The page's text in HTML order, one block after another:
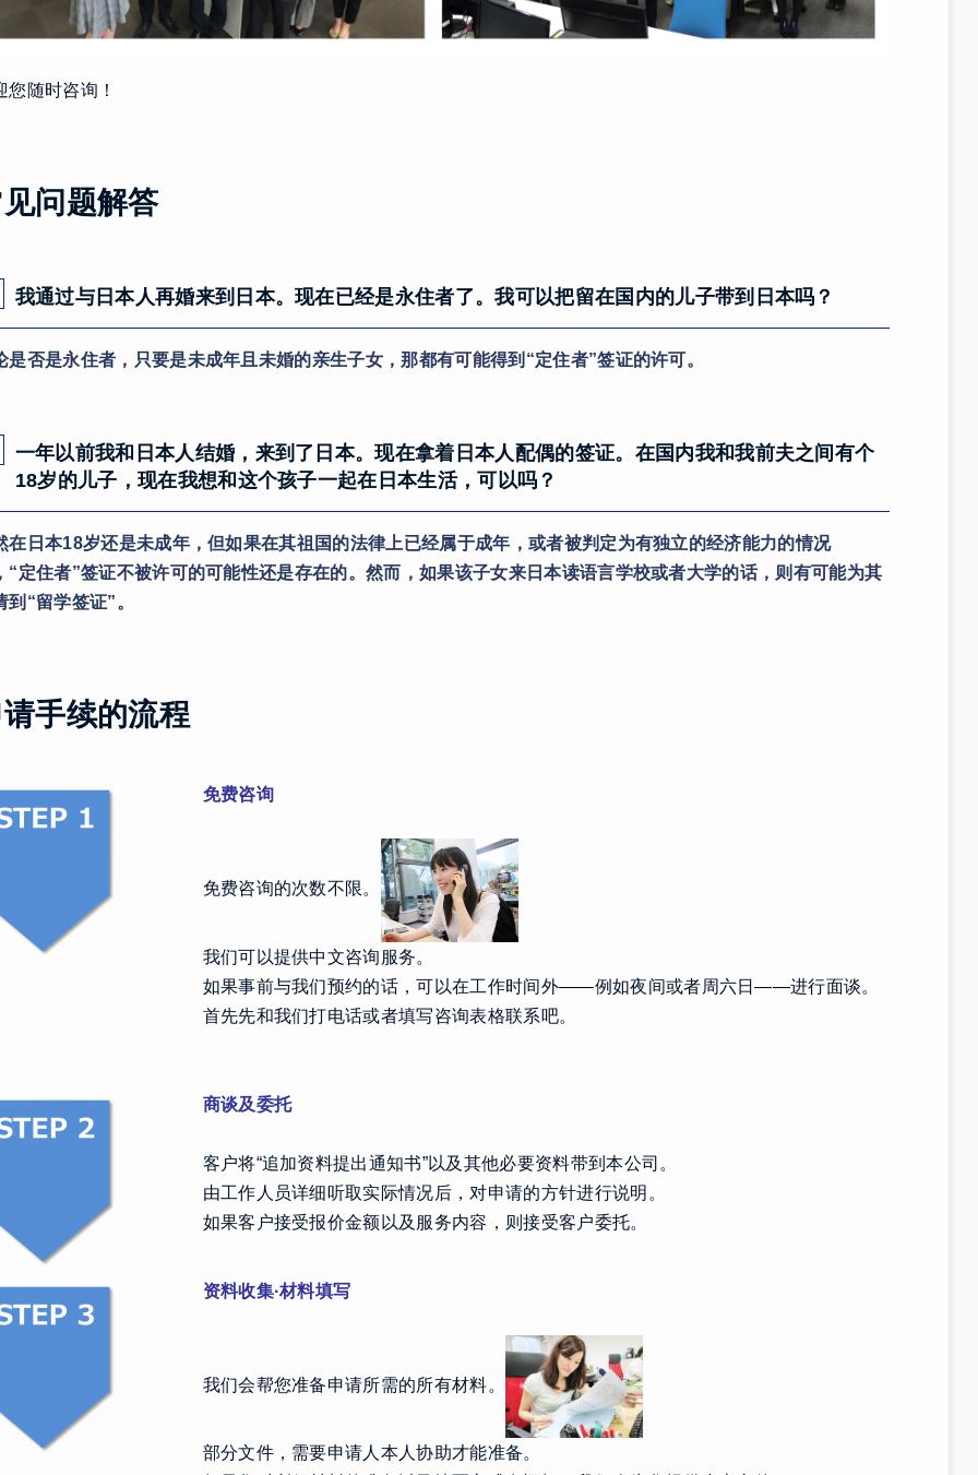
您随时咨询！
问题解答
我通过与日本人再婚来到日本。现在已经是永住者了。我可以把留在国内的儿子带到日本吗？
是否是永住者，只要是未成年且未婚的亲生子女，那都有可能得到“定住者”签证的许可。
一年以前我和日本人结婚，来到了日本。现在拿着日本人配偶的签证。在国内我和我前夫之间有个
18岁的儿子，现在我想和这个孩子一起在日本生活，可以吗？
在日本18岁还是未成年，但如果在其祖国的法律上已经属于成年，或者被判定为有独立的经济能力的情况
“定住者”签证不被许可的可能性还是存在的。然而，如果该子女来日本读语言学校或者大学的话，则有可能为其
到“留学签证”。
手续的流程
免费咨询
免费咨询的次数不限。
我们可以提供中文咨询服务。
如果事前与我们预约的话，可以在工作时间外——例如夜间或者周六日——进行面谈。
首先先和我们打电话或者填写咨询表格联系吧。
商谈及委托
客户将“追加资料提出通知书”以及其他必要资料带到本公司。
由工作人员详细听取实际情况后，对申请的方针进行说明。
如果客户接受报价金额以及服务内容，则接受客户委托。
资料收集·材料填写
我们会帮您准备申请所需的所有材料。
部分文件，需要申请人本人协助才能准备。